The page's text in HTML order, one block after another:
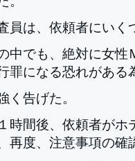
員は、依頼者にいく
中でも、絶対に女性
罪になる恐れがある
く告げた。
時間後、依頼者がホ
再度、注意事項の確